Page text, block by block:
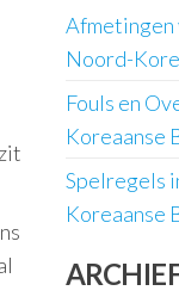
Afmetingen
Noord-
Fouls en
Koreaanse
Spelregels
Koreaanse